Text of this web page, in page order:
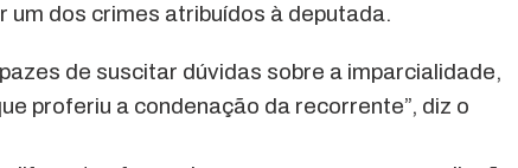
dos crimes atribuídos à deputada.
de suscitar dúvidas sobre a imparcialidade,
proferiu a condenação da recorrente”, diz o